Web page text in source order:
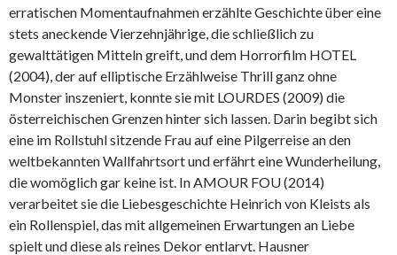
erratischen Momentaufnahmen erzählte Geschichte über eine
stets aneckende Vierzehnjährige, die schließlich zu
gewalttätigen Mitteln greift, und dem Horrorfilm HOTEL
(2004), der auf elliptische Erzählweise Thrill ganz ohne
Monster inszeniert, konnte sie mit LOURDES (2009) die
österreichischen Grenzen hinter sich lassen. Darin begibt sich
eine im Rollstuhl sitzende Frau auf eine Pilgerreise an den
weltbekannten Wallfahrtsort und erfährt eine Wunderheilung,
die womöglich gar keine ist. In AMOUR FOU (2014)
verarbeitet sie die Liebesgeschichte Heinrich von Kleists als
ein Rollenspiel, das mit allgemeinen Erwartungen an Liebe
spielt und diese als reines Dekor entlarvt. Hausner